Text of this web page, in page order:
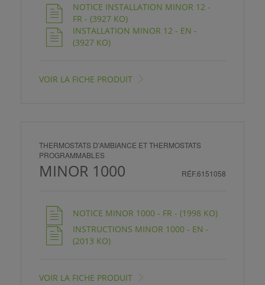
NOTICE INSTALLATION MINOR 12 -
FR - (3927 KO)
INSTALLATION MINOR 12 - EN -
(3927 KO)
VOIR LA FICHE PRODUIT
THERMOSTATS D'AMBIANCE ET THERMOSTATS
PROGRAMMABLES
MINOR 1000 RÉF.6151058
NOTICE MINOR 1000 - FR - (1998 KO)
INSTRUCTIONS MINOR 1000 - EN -
(2013 KO)
VOIR LA FICHE PRODUIT